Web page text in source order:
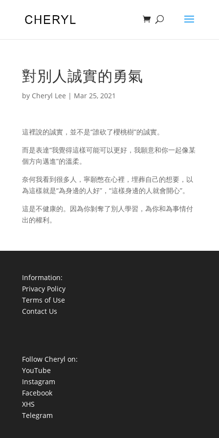
對別人誠實的勇氣
by Cheryl Lee | Mar 25, 2021
這裡說的誠實，並不是“誰砍了櫻桃樹”的誠實。
而是表達“我覺得這樣可能可以更好，我願意和你一起像某
個方向邁進”的溫柔。
奈何我看到很多人，寧願憋在心裡，埋葬自己的想要，以
為這樣就是“為身邊的人好”，“這樣身邊的人就會開心”。
這是不健康的。因為你剝奪了別人學習，為你和為事情付
出的權利。
Information:
Privacy Policy
Terms of Use
Contact Us
Follow Cheryl on:
YouTube
Instagram
Facebook
XHS
Telegram